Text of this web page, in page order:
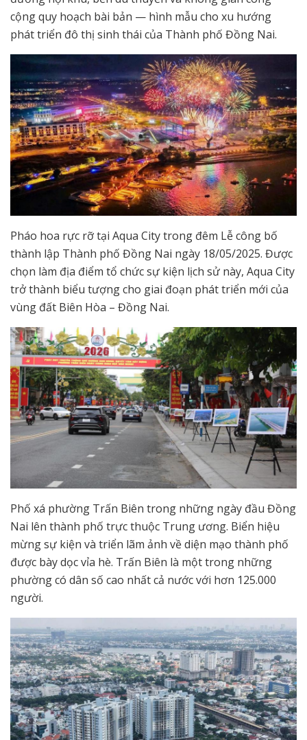
cộng quy hoạch bài bản — hình mẫu cho xu hướng
phát triển đô thị sinh thái của Thành phố Đồng Nai.
Pháo hoa rực rỡ tại Aqua City trong đêm Lễ công bố
thành lập Thành phố Đồng Nai ngày 18/05/2025. Được
chọn làm địa điểm tổ chức sự kiện lịch sử này, Aqua City
trở thành biểu tượng cho giai đoạn phát triển mới của
vùng đất Biên Hòa – Đồng Nai.
Phố xá phường Trấn Biên trong những ngày đầu Đồng
Nai lên thành phố trực thuộc Trung ương. Biển hiệu
mừng sự kiện và triển lãm ảnh về diện mạo thành phố
được bày dọc vỉa hè. Trấn Biên là một trong những
phường có dân số cao nhất cả nước với hơn 125.000
người.